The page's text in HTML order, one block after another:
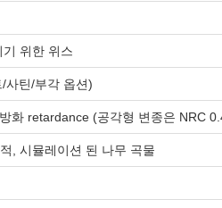
위한 위스
사틴/부각 옵션)
화 retardance (공각형 변종은 NRC
, 시뮬레이션 된 나무 곡물